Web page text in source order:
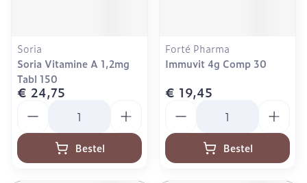
Soria
Soria Vitamine A 1,2mg
Tabl 150
€ 24,75
Bestel
Forté Pharma
Immuvit 4g Comp 30
€ 19,45
Bestel